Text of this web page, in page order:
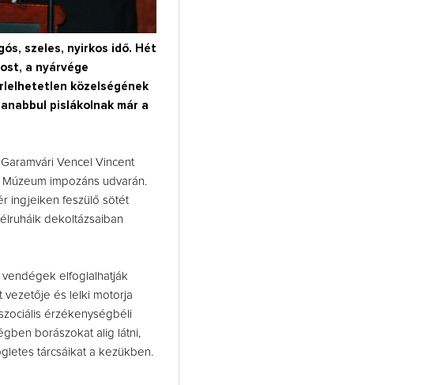
szeles, nyirkos idő. Hét
a nyárvége
közelségének
pislákolnak már a
Vencel Vincent
impozáns udvarán.
ingjeiken feszülő sötét
dekoltázsaiban
vendégek elfoglalhatják
vezetője és lelki motorja
érzékenységbéli
borászokat alig látni,
tárcsáikat a kezükben.